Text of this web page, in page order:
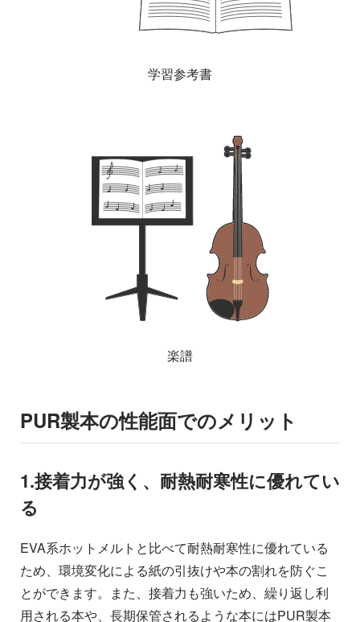
学習参考書
楽譜
PUR製本の性能面でのメリット
1.接着力が強く、耐熱耐寒性に優れてい
る
EVA系ホットメルトと比べて耐熱耐寒性に優れている
ため、環境変化による紙の引抜けや本の割れを防ぐこ
とができます。また、接着力も強いため、繰り返し利
用される本や、長期保管されるような本にはPUR製本